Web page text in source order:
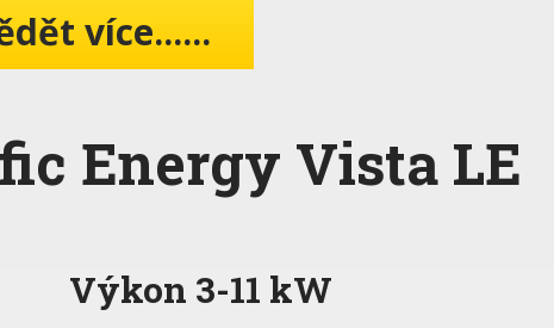
více......
Energy Vista LE
Výkon 3-11 kW